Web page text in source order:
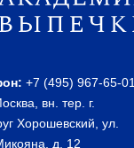
+7 (495) 967-65-01
вн. тер. г.
Хорошевский, ул.
д. 12